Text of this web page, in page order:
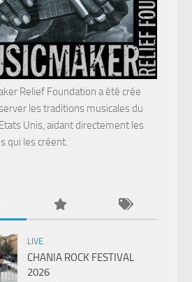
Relief Foundation a été crée
les traditions musicales du
Unis, aidant directement les
qui les créent.
LIVE
CHANIA ROCK FESTIVAL
2026